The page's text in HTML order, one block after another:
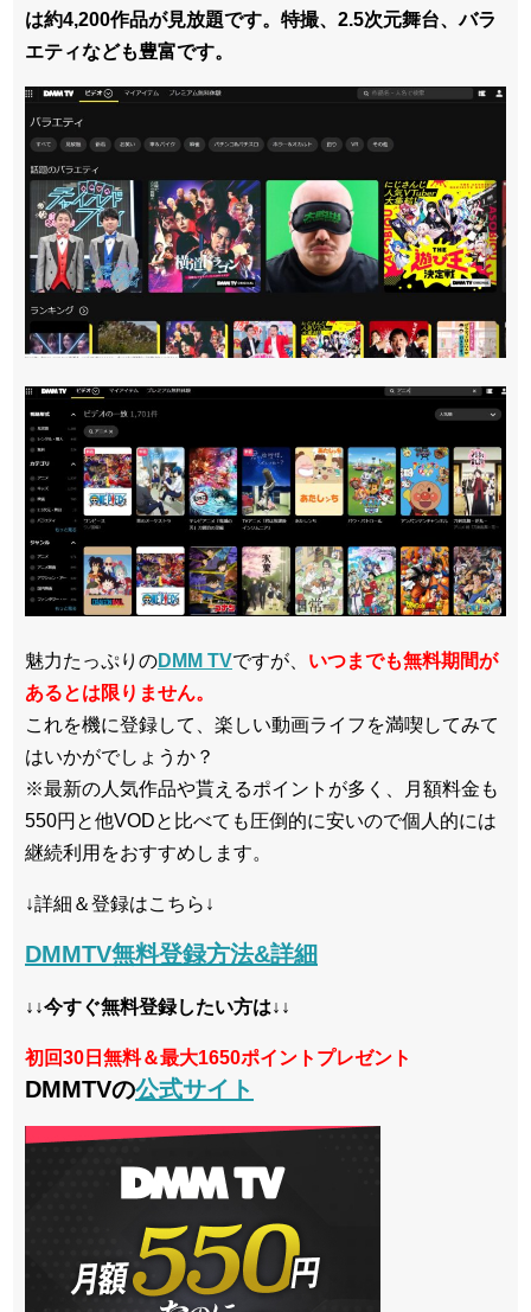
は約4,200作品が見放題です。特撮、2.5次元舞台、バラ
エティなども豊富です。
魅力たっぷりのDMM TVですが、 いつまでも無料期間が
あるとは限りません。
これを機に登録して、楽しい動画ライフを満喫してみて
はいかがでしょうか？
※最新の人気作品や貰えるポイントが多く、月額料金も
550円と他VODと比べても圧倒的に安いので個人的には
継続利用をおすすめします。
↓詳細＆登録はこちら↓
DMMTV無料登録方法&詳細
↓↓今すぐ無料登録したい方は↓↓
初回30日無料＆最大1650ポイントプレゼント
DMMTVの公式サイト